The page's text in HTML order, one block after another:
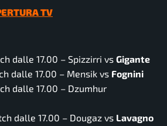
TV
dalle 17.00 – Spizzirri vs Gigante
dalle 17.00 – Mensik vs Fognini
dalle 17.00 – Dzumhur
dalle 17.00 – Dougaz vs Lavagno